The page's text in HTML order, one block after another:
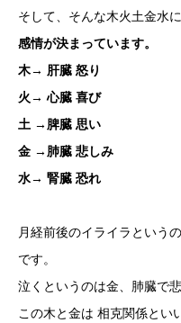
そして、そんな木火土金水
感情が決まっています。
木→ 肝臓 怒り
火→ 心臓 喜び
土 →脾臓 思い
金 →肺臓 悲しみ
水→ 腎臓 恐れ
月経前後のイライラという
です。
泣くというのは金、肺臓で悲
この木と金は 相克関係とい